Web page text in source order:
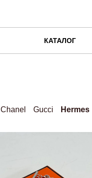
КАТАЛОГ
Chanel Gucci Hermes